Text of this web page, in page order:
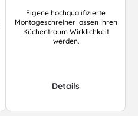
Eigene hochqualifizierte
Montageschreiner lassen Ihren
Küchentraum Wirklichkeit
werden.
Details